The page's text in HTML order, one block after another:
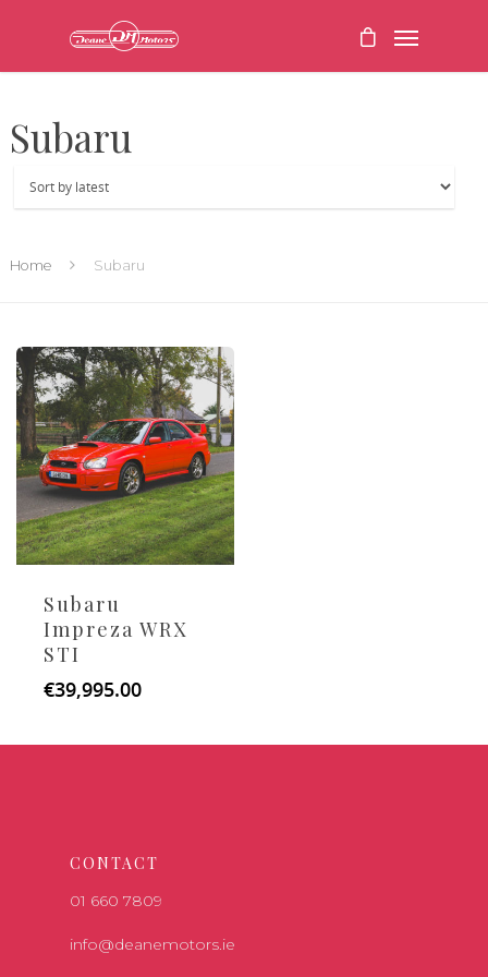
Subaru
Home Subaru
Subaru
Impreza WRX
STI
€39,995.00
CONTACT
01 660 7809
info@deanemotors.ie